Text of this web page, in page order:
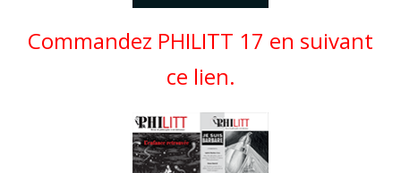
Commandez PHILITT 17 en suivant
ce lien.